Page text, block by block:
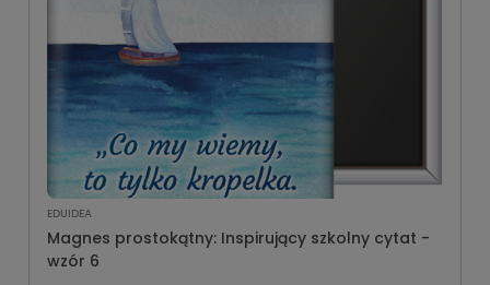
EDUIDEA
Magnes prostokątny: Inspirujący szkolny cytat -
wzór 6